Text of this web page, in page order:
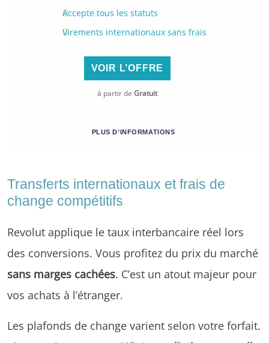
Accepte tous les statuts
Virements internationaux sans frais
VOIR L’OFFRE
à partir de Gratuit
PLUS D’INFORMATIONS
Transferts internationaux et frais de
change compétitifs
Revolut applique le taux interbancaire réel lors
des conversions. Vous profitez du prix du marché
sans marges cachées. C’est un atout majeur pour
vos achats à l’étranger.
Les plafonds de change varient selon votre forfait.